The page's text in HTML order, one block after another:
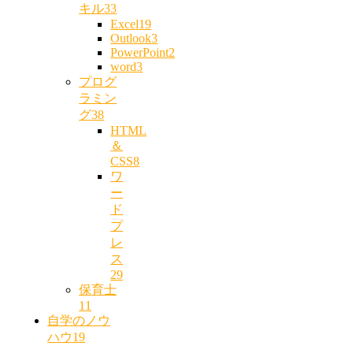
キル33
Excel19
Outlook3
PowerPoint2
word3
プログ
ラミン
グ38
HTML
＆
CSS8
ワ
ー
ド
プ
レ
ス
29
保育士
11
自学のノウ
ハウ19